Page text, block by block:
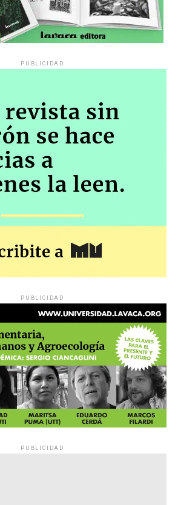
PUBLICIDAD
PUBLICIDAD
PUBLICIDAD